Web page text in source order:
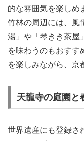
的な雰囲気を楽しめ
竹林の周辺には、風
湯」や「琴きき茶屋
を味わうのもおすす
を楽しみながら、京
天龍寺の庭園と
世界遺産にも登録さ